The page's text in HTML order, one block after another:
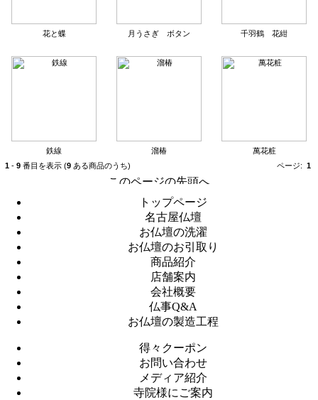
花と蝶 月うさぎ ボタン 千羽鶴 花紺
鉄線 溜椿
萬花粧
1 - 9 番目を表示 (9 ある商品のうち) ページ: 1
トップページ
名古屋仏壇
お仏壇の洗濯
お仏壇のお引取り
商品紹介
店舗案内
会社概要
仏事Q&A
お仏壇の製造工程
得々クーポン
お問い合わせ
メディア紹介
寺院様にご案内